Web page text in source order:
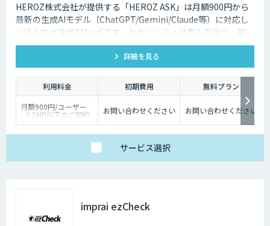
HEROZ株式会社が提供する「HEROZ ASK」は月額900円から
最新の生成AIモデル（ChatGPT/Gemini/Claude等）に対応し
た法人向け生成AI SaaSです。セキュリティ対策も万全で、部
署・グループごとの活用が可能です。RAGやダッシュボードの
搭載から議事録やOCR、スライド生成等のオプション機能も充
実しており、社内の生成AI活用の促進、定着までを伴走して支
援します。
詳細を見る
利用料金 初期費用
無料プラン
月額900円/ユーザー
※29ID以下のご契約
は、月額1,980円/ユー
お問い合わせください お問い合わせください
サービス選択
imprai ezCheck